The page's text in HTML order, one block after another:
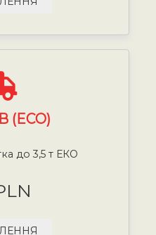
(ECO)
до 3,5 т ЕКО